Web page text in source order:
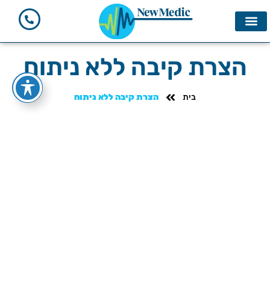
הצרת קיבה ללא ניתוח
בית הצרת קיבה ללא ניתוח